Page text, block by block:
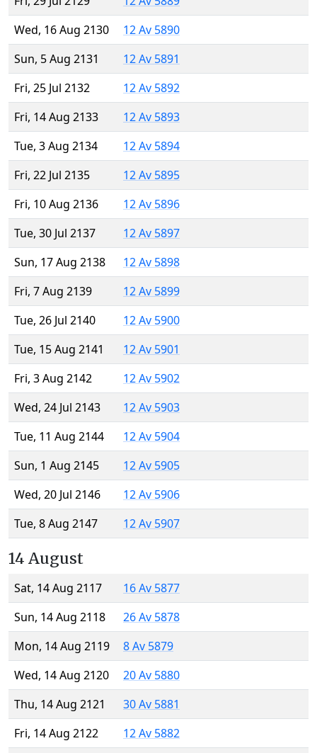
Wed, 16 Aug 2130
12 Av 5890
Sun, 5 Aug 2131
12 Av 5891
Fri, 25 Jul 2132
12 Av 5892
Fri, 14 Aug 2133
12 Av 5893
Tue, 3 Aug 2134
12 Av 5894
Fri, 22 Jul 2135
12 Av 5895
Fri, 10 Aug 2136
12 Av 5896
Tue, 30 Jul 2137
12 Av 5897
Sun, 17 Aug 2138
12 Av 5898
Fri, 7 Aug 2139
12 Av 5899
Tue, 26 Jul 2140
12 Av 5900
Tue, 15 Aug 2141
12 Av 5901
Fri, 3 Aug 2142
12 Av 5902
Wed, 24 Jul 2143
12 Av 5903
Tue, 11 Aug 2144
12 Av 5904
Sun, 1 Aug 2145
12 Av 5905
Wed, 20 Jul 2146
12 Av 5906
Tue, 8 Aug 2147
12 Av 5907
14 August
Sat, 14 Aug 2117
16 Av 5877
Sun, 14 Aug 2118
26 Av 5878
Mon, 14 Aug 2119
8 Av 5879
Wed, 14 Aug 2120
20 Av 5880
Thu, 14 Aug 2121
30 Av 5881
Fri, 14 Aug 2122
12 Av 5882